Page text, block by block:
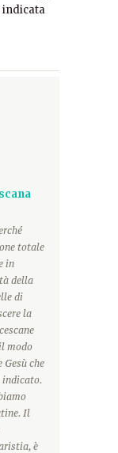
indicata
totale
in
della
di
la
modo
che
indicato.
Il
è